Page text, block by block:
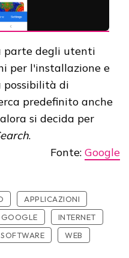
parte degli utenti
per l'installazione e
possibilità di
predefinito anche
si decida per
.
Fonte: Google
APPLICAZIONI
GOOGLE
INTERNET
SOFTWARE WEB